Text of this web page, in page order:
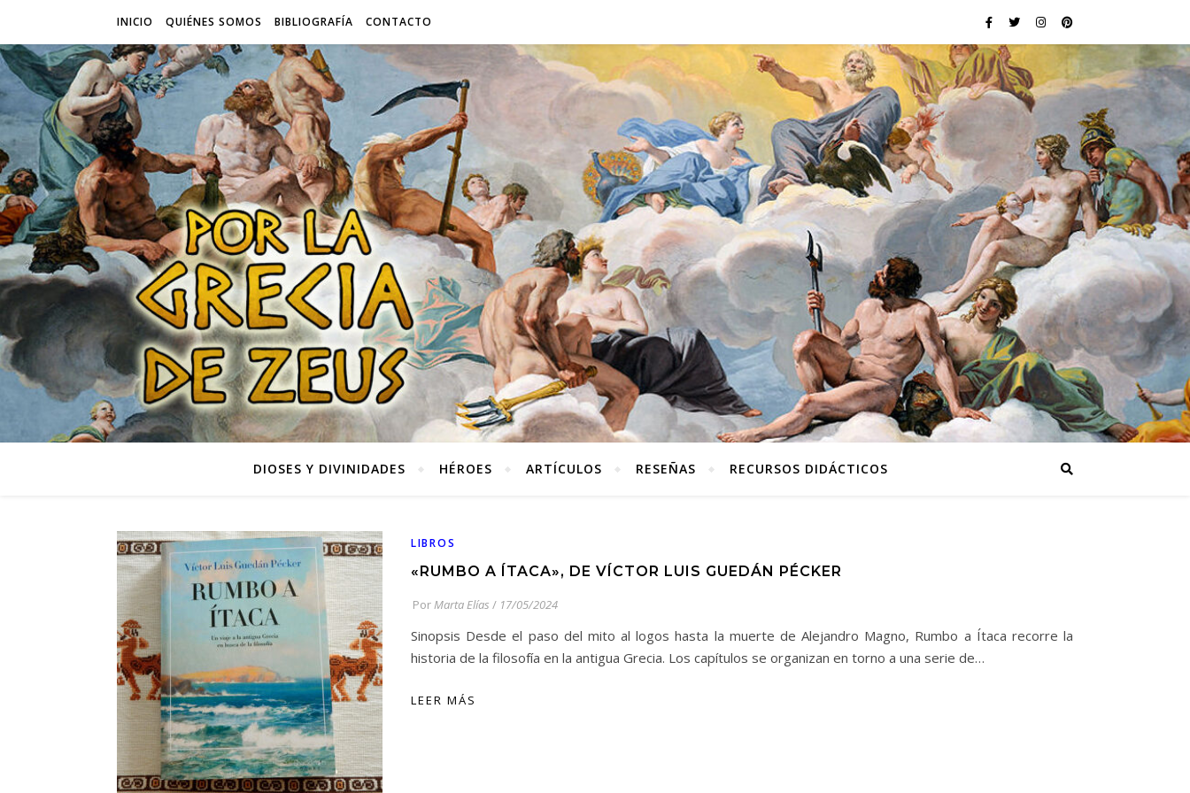
INICIO QUIÉNES SOMOS BIBLIOGRAFÍA CONTACTO
DIOSES Y DIVINIDADES HÉROES ARTÍCULOS RESEÑAS RECURSOS DIDÁCTICOS
LIBROS
«RUMBO A ÍTACA», DE VÍCTOR LUIS GUEDÁN PÉCKER
PorMarta Elías / 17/05/2024
Sinopsis Desde el paso del mito al logos hasta la muerte de Alejandro Magno, Rumbo a Ítaca recorre la
historia de la filosofía en la antigua Grecia. Los capítulos se organizan en torno a una serie de…
LEER MÁS